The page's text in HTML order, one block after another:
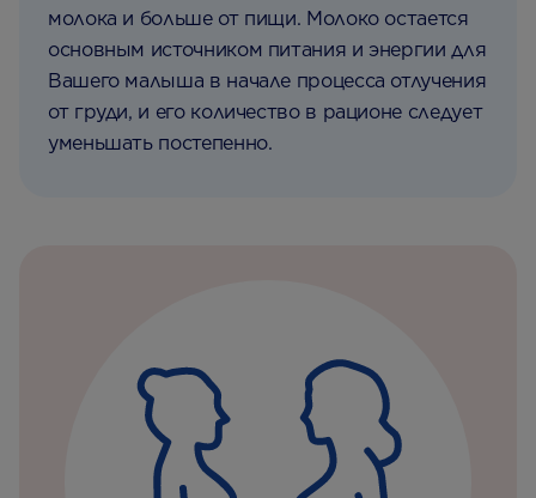
молока и больше от пищи. Молоко остается
основным источником питания и энергии для
Вашего малыша в начале процесса отлучения
от груди, и его количество в рационе следует
уменьшать постепенно.